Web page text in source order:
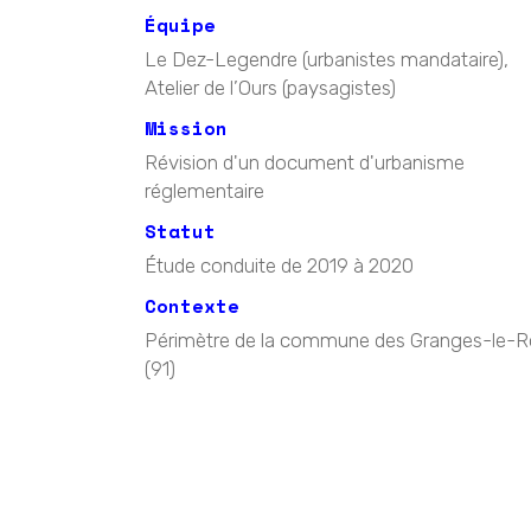
Équipe
Le Dez-Legendre (urbanistes mandataire),
Atelier de l’Ours (paysagistes)
Mission
Révision d'un document d'urbanisme
réglementaire
Statut
Étude conduite de 2019 à 2020
Contexte
Périmètre de la commune des Granges-le-
(91)